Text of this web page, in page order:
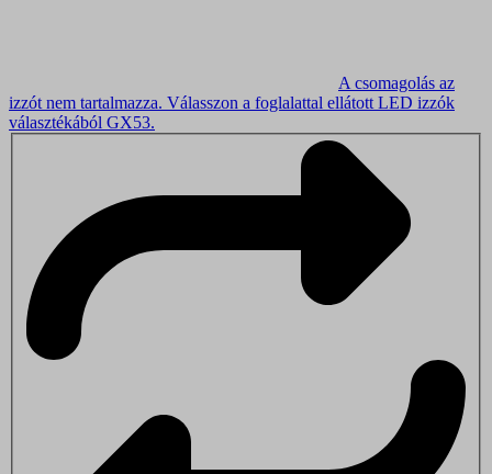
A csomagolás az
izzót nem tartalmazza. Válasszon a foglalattal ellátott LED izzók
választékából GX53.